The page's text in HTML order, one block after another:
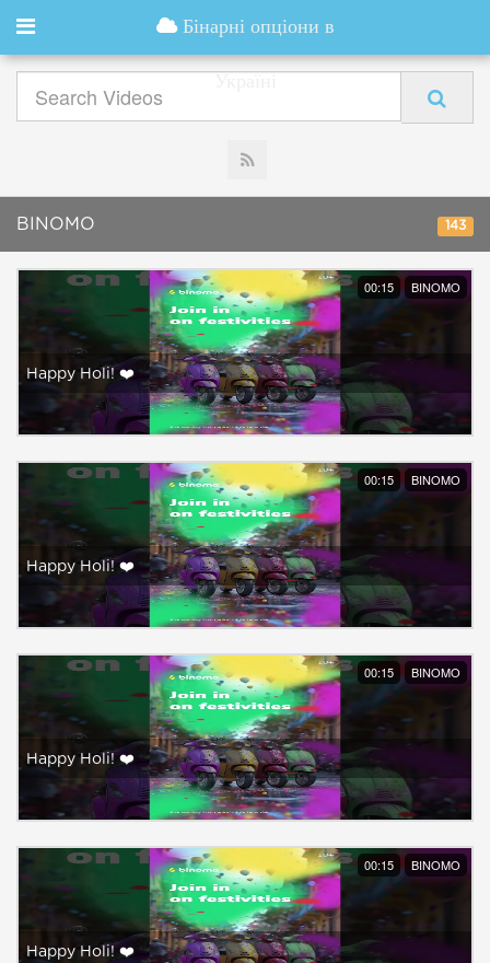
Бінарні опціони в
BINOMO 143
00:15 BINOMO
Happy Holi! ❤️
00:15 BINOMO
Happy Holi! ❤️
00:15 BINOMO
Happy Holi! ❤️
00:15 BINOMO
Happy Holi! ❤️